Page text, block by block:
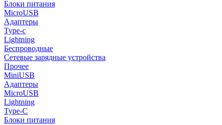
Блоки питания
MicroUSB
Адаптеры
Type-c
Lightning
Беспроводные
Сетевые зарядные устройства
Прочее
MiniUSB
Адаптеры
MicroUSB
Lightning
Type-C
Блоки питания